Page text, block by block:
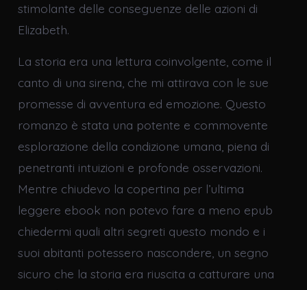
stimolante delle conseguenze delle azioni di
Elizabeth.
La storia era una lettura coinvolgente, come il
canto di una sirena, che mi attirava con le sue
promesse di avventura ed emozione. Questo
romanzo è stata una potente e commovente
esplorazione della condizione umana, piena di
penetranti intuizioni e profonde osservazioni.
Mentre chiudevo la copertina per l’ultima
leggere ebook non potevo fare a meno epub
chiedermi quali altri segreti questo mondo e i
suoi abitanti potessero nascondere, un segno
sicuro che la storia era riuscita a catturare una